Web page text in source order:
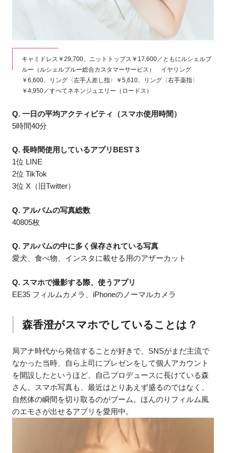
キャミドレス￥29,700、ニットトップス￥17,600／ともにルシェルブ
ルー（ルシェルブルー総合カスタマーサービス） イヤリング
￥6,600、リング〈左手人差し指〉￥5,610、リング〈右手薬指〉
￥4,950／すべてネネンジュエリー（ロードス）
Q. 一日の平均アクティビティ（スマホ使用時間）
5時間40分
Q. 長時間使用しているアプリBEST 3
1位 LINE
2位 TikTok
3位 X（旧Twitter）
Q. アルバムの写真総数
40805枚
Q. アルバムの中に多く保存されている写真
愛犬、食べ物、インスタに載せる用のアザーカット
Q. スマホで撮影する際、使うアプリ
EE35 フィルムカメラ、iPhoneのノーマルカメラ
森香澄がスマホでしていることは？
局アナ時代から発信することが好きで、SNSがまだ主流で
なかった当時、自ら上司にプレゼンをして個人アカウント
を開設したというほど、自己プロデュースに長けている森
さん。スマホ写真も、最近はとりあえず盛るのではなく、
自然体の瞬間を切り取るのがブーム。ほんのりフィルム風
のエモさが出せるアプリを愛用中。